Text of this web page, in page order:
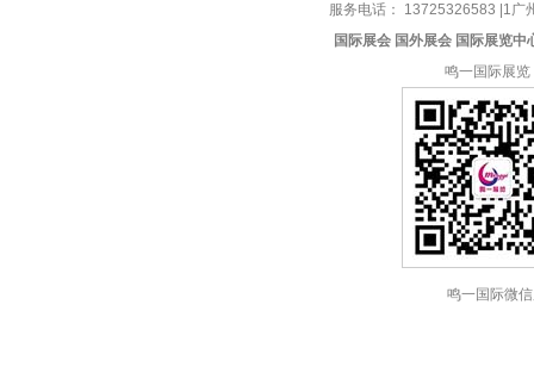
服务电话： 13725326583 |1广
国际展会 国外展会 国际展览中
鸣一国际展览
鸣一国际微